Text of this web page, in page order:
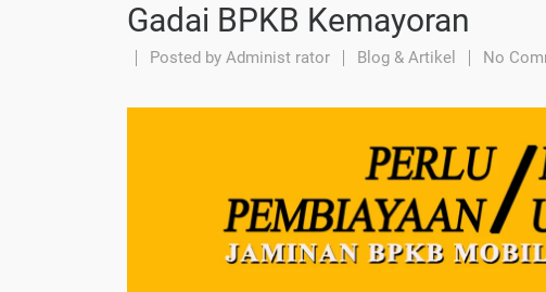
Gadai BPKB Kemayoran
Posted by Administ rator Blog & Artikel No